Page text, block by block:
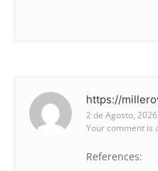
https://
2 de Agosto,
Your comment is
References: